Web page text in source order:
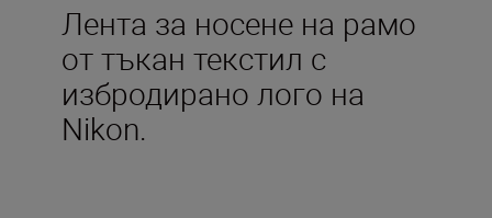
Лента за носене на рамо
от тъкан текстил с
избродирано лого на
Nikon.